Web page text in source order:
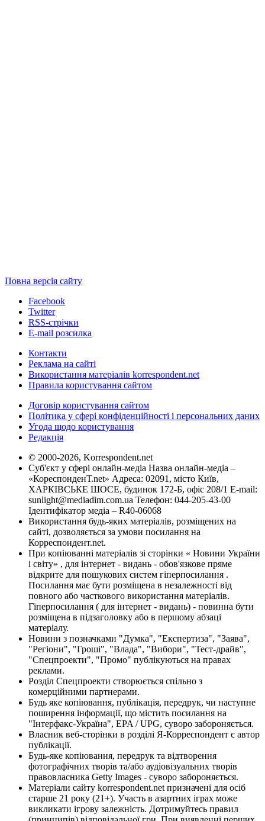
Повна версія сайту
Facebook
Twitter
RSS-стрічки
E-mail розсилка
Контакти
Реклама на сайті
Використання матеріалів korrespondent.net
Правила користування сайтом
Договір користування сайтом
Політика у сфері конфіденційності і персональних даних
Угода щодо користування
Редакція
© 2000-2026, Korrespondent.net
Суб'єкт у сфері онлайн-медіа Назва онлайн-медіа –
«КореспонденТ.net» Адреса: 02091, місто Київ,
ХАРКІВСЬКЕ ШОСЕ, будинок 172-Б, офіс 208/1 E-mail:
sunlight@mediadim.com.ua Телефон: 044-205-43-00
Ідентифікатор медіа – R40-06068
Використання будь-яких матеріалів, розміщених на
сайті, дозволяється за умови посилання на
Корреспондент.net.
При копіюванні матеріалів зі сторінки « Новини України
і світу» , для інтернет - видань - обов'язкове пряме
відкрите для пошукових систем гіперпосилання .
Посилання має бути розміщена в незалежності від
повного або часткового використання матеріалів.
Гіперпосилання ( для інтернет - видань) - повинна бути
розміщена в підзаголовку або в першому абзаці
матеріалу.
Новини з позначками "Думка", "Експертиза", "Заява",
"Регіони", "Гроші", "Влада", "Вибори", "Тест-драйв",
"Спецпроекти", "Промо" публікуються на правах
реклами.
Розділ Спецпроекти створюється спільно з
комерційними партнерами.
Будь яке копіювання, публікація, передрук, чи наступне
поширення інформації, що містить посилання на
"Інтерфакс-Україна", EPA / UPG, суворо забороняється.
Власник веб-сторінки в розділі Я-Корреспондент є автор
публікації.
Будь-яке копіювання, передрук та відтворення
фотографічних творів та/або аудіовізуальних творів
правовласника Getty Images - суворо забороняється.
Матеріали сайту korrespondent.net призначені для осіб
старше 21 року (21+). Участь в азартних іграх може
викликати ігрову залежність. Дотримуйтесь правил